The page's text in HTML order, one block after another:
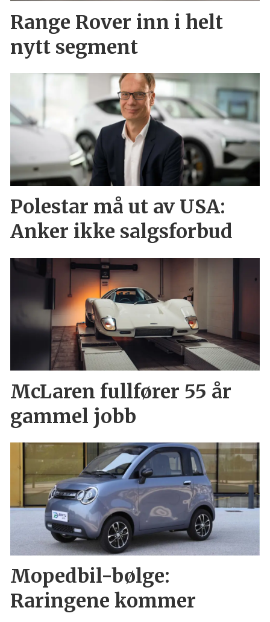
Range Rover inn i helt
nytt segment
Polestar må ut av USA:
Anker ikke salgsforbud
McLaren fullfører 55 år
gammel jobb
Mopedbil-bølge:
Raringene kommer